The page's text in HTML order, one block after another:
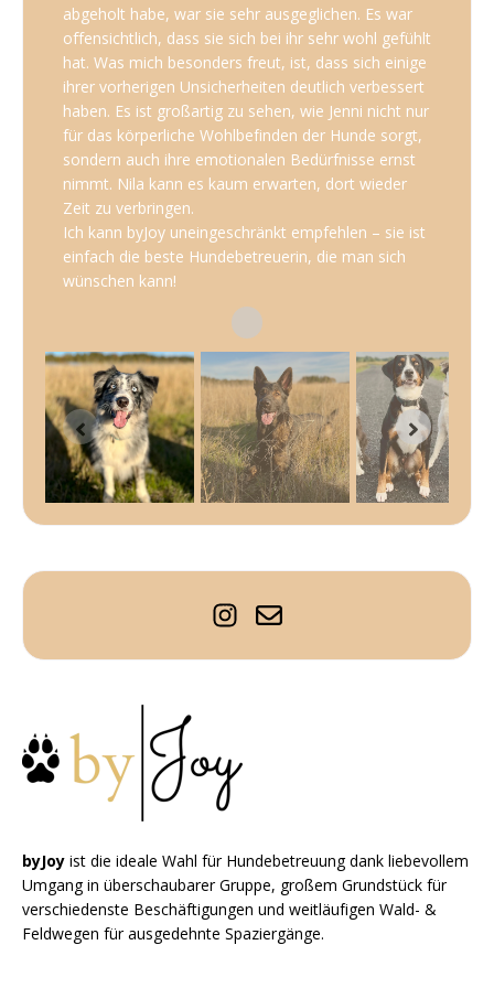
abgeholt habe, war sie sehr ausgeglichen. Es war
offensichtlich, dass sie sich bei ihr sehr wohl gefühlt
hat. Was mich besonders freut, ist, dass sich einige
ihrer vorherigen Unsicherheiten deutlich verbessert
haben. Es ist großartig zu sehen, wie Jenni nicht nur
für das körperliche Wohlbefinden der Hunde sorgt,
sondern auch ihre emotionalen Bedürfnisse ernst
nimmt. Nila kann es kaum erwarten, dort wieder
Zeit zu verbringen.
Ich kann byJoy uneingeschränkt empfehlen – sie ist
einfach die beste Hundebetreuerin, die man sich
wünschen kann!
Die beste Hundebetreuung die wir kennen! Unsere
Amy fühlt sich bei Jennifer pudelwohl und freut sich
riesig wenn wir hinfahren. Hier habe ich keine
bedenken und ein tolles Gefühl meinen Hund
abzugeben und weiß genau dass sie in den besten
und richtigen Händen ist.
Einfach toll wie sie das macht! :-)
Vierbeiner ebenfalls eine schöne Zeit haben.
vorhanden. Ich würde Milo zu jeder Zeit wieder in
die vertrauensvollen Hände von Jennifer geben und
bin super dankbar für die tolle Betreuung! Sie weiß
auf jeden Fall was sie tut :).
eine Betreuung gesucht. Die meisten schreckten
jedoch ab, da sie eine Schäferhündin ist. Bei
Jennifer konnten wir vom ersten Gespräch an
merken, dass viel „Know-How“ im Umgang mit
größeren Hunden vorhanden war. Und was für uns
immer das wichtigste ist: Wir haben immer das
Gefühl, dass Bailey dort glücklich ist! Wir können
Jennifer und ihre Betreuung nur wärmstens
empfehlen!
byJoy ist die ideale Wahl für Hundebetreuung dank liebevollem
Umgang in überschaubarer Gruppe, großem Grundstück für
verschiedenste Beschäftigungen und weitläufigen Wald- &
Feldwegen für ausgedehnte Spaziergänge.